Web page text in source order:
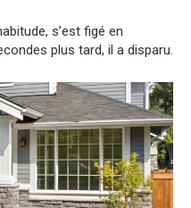
s’est figé en
plus tard, il a disparu.